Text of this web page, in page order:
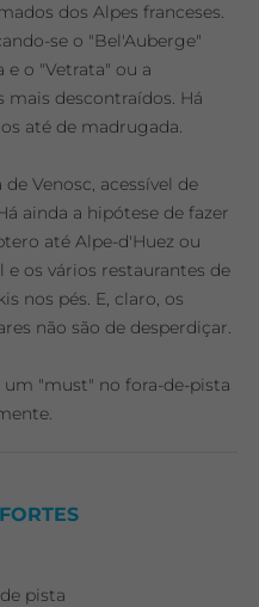
dos Alpes franceses.
se o "Bel'Auberge"
e o "Vetrata" ou a
descontraídos. Há
até de madrugada.
Venosc, acessível de
ainda a hipótese de fazer
até Alpe-d'Huez ou
os vários restaurantes de
nos pés. E, claro, os
não são de desperdiçar.
um "must" no fora-de-pista
pista